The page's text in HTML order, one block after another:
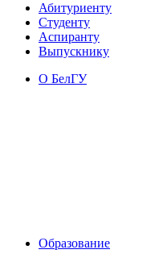
Абитуриенту
Студенту
Аспиранту
Выпускнику
О БелГУ
Образование